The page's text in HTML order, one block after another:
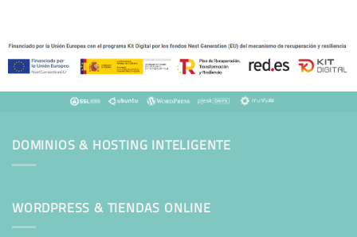
DOMINIOS & HOSTING INTELIGENTE
WORDPRESS & TIENDAS ONLINE